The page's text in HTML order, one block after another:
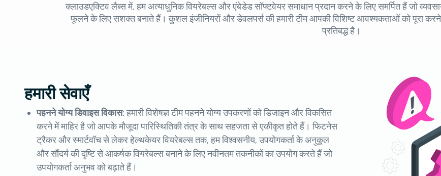
क्लाउडएक्टिव लैब्स में, हम अत्याधुनिक वियरेबल्स और एंबेडेड सॉफ्टवेयर समाधान प्रदान करने के लिए समर्पित हैं जो
फूलने के लिए सशक्त बनाते हैं। कुशल इंजीनियरों और डेवलपर्स की हमारी टीम आपकी विशिष्ट आवश्यकताओं को पूरा
प्रतिबद्ध है।
हमारी सेवाएँ
पहनने योग्य डिवाइस विकास:हमारी विशेषज्ञ टीम पहनने योग्य उपकरणों को डिजाइन और विकसित
करने में माहिर है जो आपके मौजूदा पारिस्थितिकी तंत्र के साथ सहजता से एकीकृत होते हैं। फिटनेस
ट्रैकर और स्मार्टवॉच से लेकर हेल्थकेयर वियरेबल्स तक, हम विश्वसनीय, उपयोगकर्ता के अनुकूल
और सौंदर्य की दृष्टि से आकर्षक वियरेबल्स बनाने के लिए नवीनतम तकनीकों का उपयोग करते हैं जो
उपयोगकर्ता अनुभव को बढ़ाते हैं।